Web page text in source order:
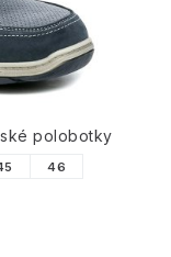
polobotky
46